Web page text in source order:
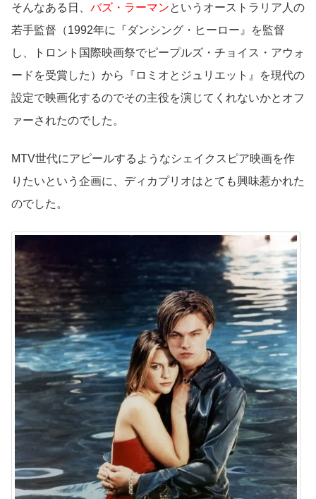
そんなある日、 バズ・ラーマンというオーストラリア人の
若手監督（1992年に『ダンシング・ヒーロー』を監督
し、トロント国際映画祭でピープルズ・チョイス・アウォ
ードを受賞した）から『ロミオとジュリエット』を現代の
設定で映画化するのでその主役を演じてくれないかとオフ
ァーされたのでした。
MTV世代にアピールするようなシェイクスピア映画を作
りたいという企画に、ディカプリオはとても興味惹かれた
のでした。